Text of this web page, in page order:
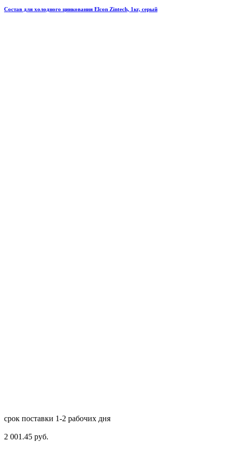
Состав для холодного цинкования Elcon Zintech, 1кг, серый
срок поставки 1-2 рабочих дня
2 001.45 руб.